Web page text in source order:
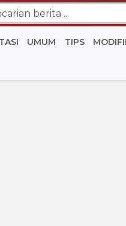
UMUM TIPS